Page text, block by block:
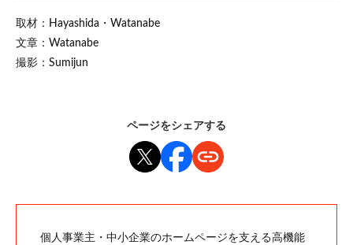
取材：Hayashida・Watanabe
文章：Watanabe
撮影：Sumijun
ページをシェアする
個人事業主・中小企業のホームページを支える高機能